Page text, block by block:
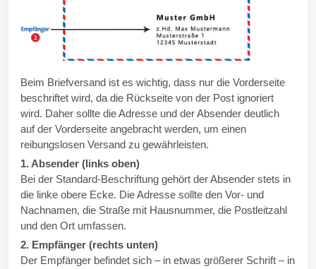
Beim Briefversand ist es wichtig, dass nur die Vorderseite
beschriftet wird, da die Rückseite von der Post ignoriert
wird. Daher sollte die Adresse und der Absender deutlich
auf der Vorderseite angebracht werden, um einen
reibungslosen Versand zu gewährleisten.
1. Absender (links oben)
Bei der Standard-Beschriftung gehört der Absender stets in
die linke obere Ecke. Die Adresse sollte den Vor- und
Nachnamen, die Straße mit Hausnummer, die Postleitzahl
und den Ort umfassen.
2. Empfänger (rechts unten)
Der Empfänger befindet sich – in etwas größerer Schrift – in